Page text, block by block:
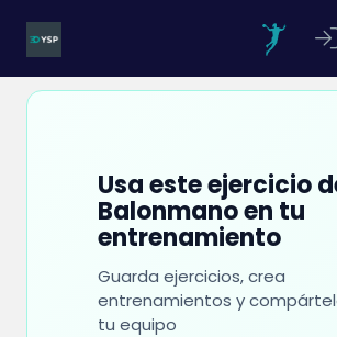
Usa este ejercicio
Balonmano en tu
entrenamiento
Guarda ejercicios, crea
entrenamientos y
tu equipo